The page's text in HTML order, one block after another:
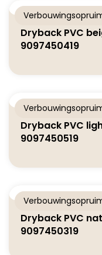
Dryback PVC
9097450419
Dryback PVC
9097450519
Dryback PVC
9097450319